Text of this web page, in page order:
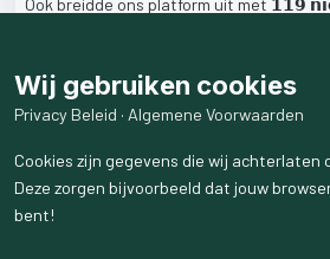
Ook breidde ons platform uit met 𝟭𝟭𝟵
𝟲𝟲𝟱 𝗶𝗻𝘃𝗲𝘀𝘁𝗲𝗿𝗶𝗻𝗴𝗲𝗻zijner geplaatst.
𝟭𝟮𝗻𝗶𝗲𝘂𝘄𝗲 𝗽𝗿𝗼𝗷𝗲𝗰𝘁𝗲𝗻gepubliceerd.
Investeerderskondenrekenenopeen
bruto
Wij gebruiken cookies
Privacy Beleid · Algemene Voorwaarden
Cookies zijn gegevens die wij achterlaten
Deze zorgen bijvoorbeeld dat jouw
bent!